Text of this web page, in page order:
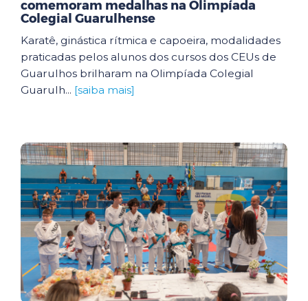
comemoram medalhas na Olimpíada
Colegial Guarulhense
Karatê, ginástica rítmica e capoeira, modalidades
praticadas pelos alunos dos cursos dos CEUs de
Guarulhos brilharam na Olimpíada Colegial
Guarulh... [saiba mais]